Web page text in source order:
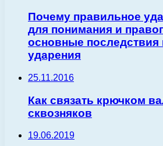
Почему правильное
для понимания и
основные последствия
ударения
25.11.2016
Как связать крючком
сквозняков
19.06.2019